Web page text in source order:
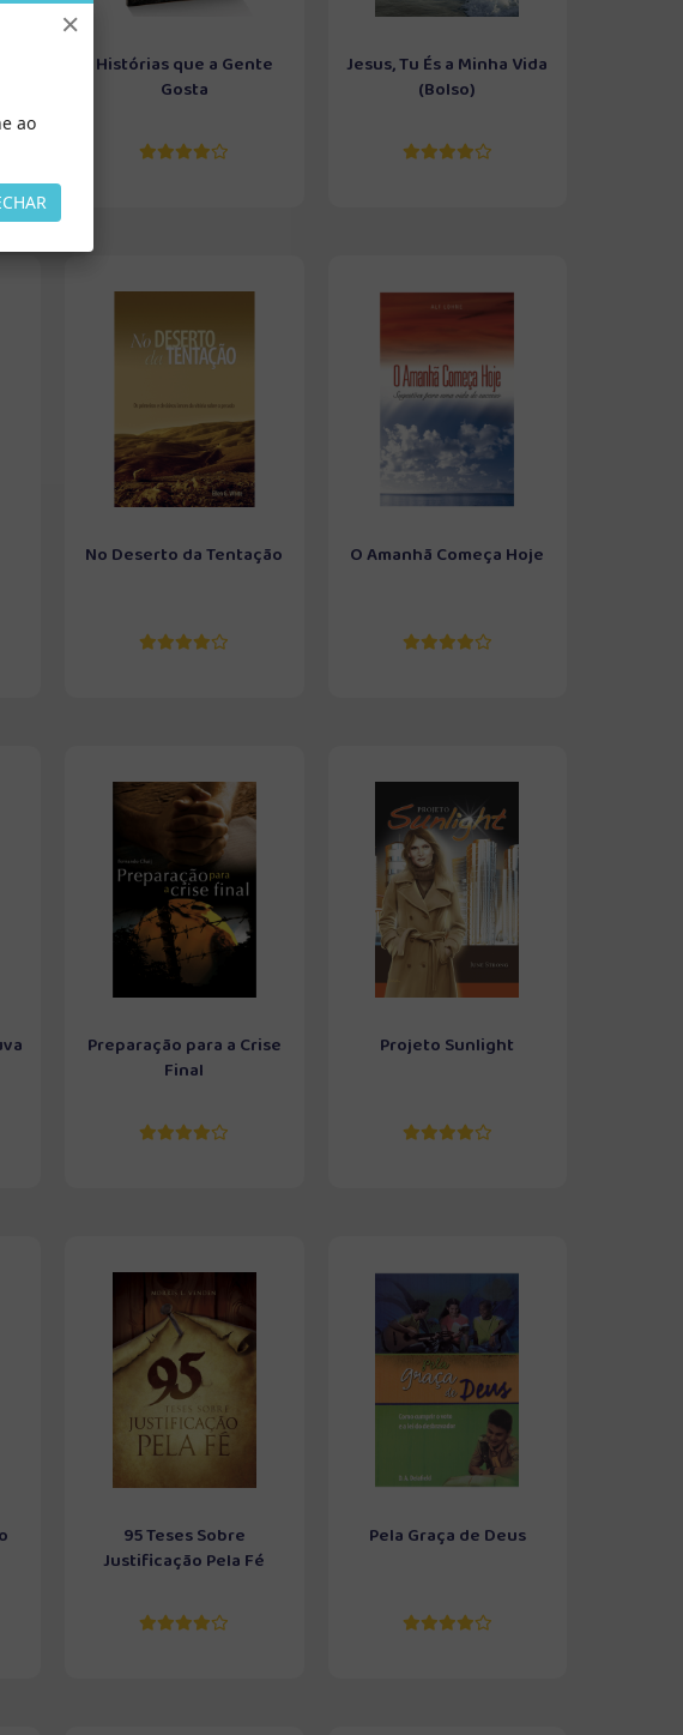
Histórias que a Gente
Gosta
Jesus, Tu És a Minha Vida
(Bolso)
No Deserto da Tentação O Amanhã Começa Hoje
Preparação para a Crise
Final
Projeto Sunlight
95 Teses Sobre
Justificação Pela Fé
Pela Graça de Deus
×
ao